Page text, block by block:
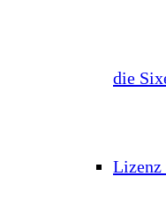
die
Lizenz